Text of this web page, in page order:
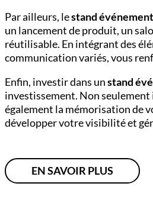
Par ailleurs, lestand
un lancement de produit, un
réutilisable. En intégrant des
communication variés, vous
Enfin, investir dans unstand
investissement. Non
également la mémorisation de
développer votre visibilité et
EN SAVOIR PLUS